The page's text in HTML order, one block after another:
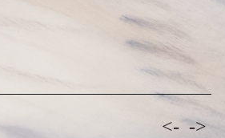
<- ->